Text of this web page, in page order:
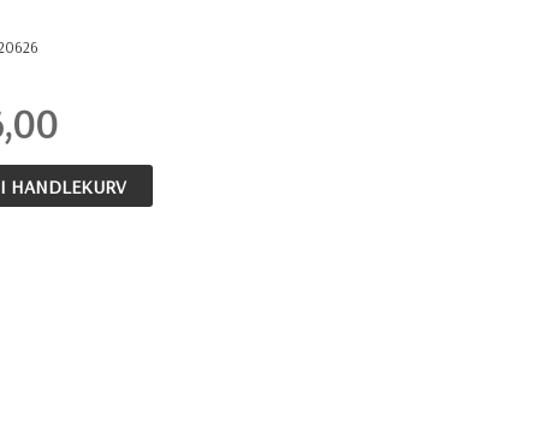
HANDLEKURV